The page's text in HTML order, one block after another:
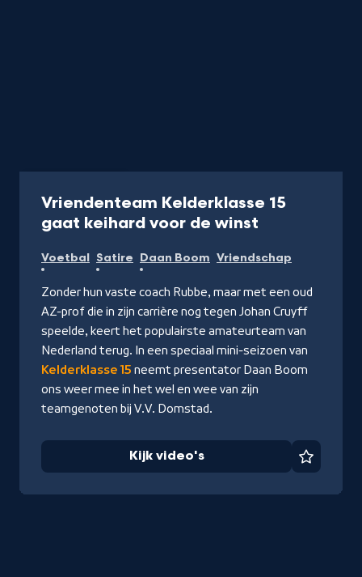
Vriendenteam Kelderklasse 15
gaat keihard voor de winst
video's
Voetbal Satire Daan Boom Vriendschap
Zonder hun vaste coach Rubbe, maar met een oud
AZ-prof die in zijn carrière nog tegen Johan Cruyff
speelde, keert het populairste amateurteam van
Nederland terug. In een speciaal mini-seizoen van
Kelderklasse 15 neemt presentator Daan Boom
ons weer mee in het wel en wee van zijn
teamgenoten bij V.V. Domstad.
Kijk video's